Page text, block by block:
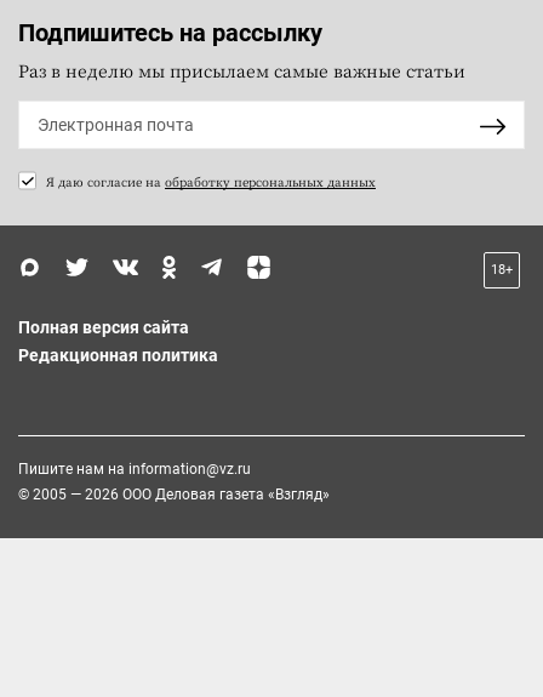
Подпишитесь на рассылку
Раз в неделю мы присылаем самые важные статьи
Я даю согласие на обработку персональных данных
18+
Полная версия сайта
Редакционная политика
Пишите нам на information@vz.ru
© 2005 — 2026 ООО Деловая газета «Взгляд»